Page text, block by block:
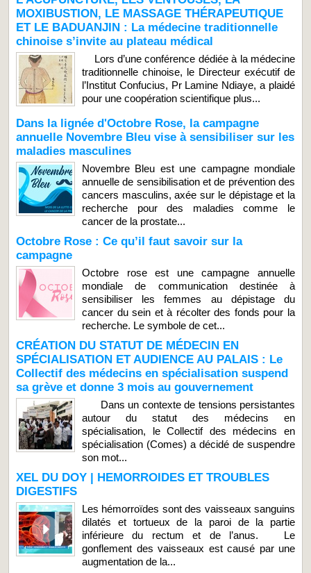
MOXIBUSTION, LE MASSAGE THÉRAPEUTIQUE
ET LE BADUANJIN : La médecine traditionnelle
chinoise s’invite au plateau médical
Lors d’une conférence dédiée à la médecine
traditionnelle chinoise, le Directeur exécutif de
l’Institut Confucius, Pr Lamine Ndiaye, a plaidé
pour une coopération scientifique plus...
Dans la lignée d'Octobre Rose, la campagne
annuelle Novembre Bleu vise à sensibiliser sur les
maladies masculines
Novembre Bleu est une campagne mondiale
annuelle de sensibilisation et de prévention des
cancers masculins, axée sur le dépistage et la
recherche pour des maladies comme le
cancer de la prostate...
Octobre Rose : Ce qu’il faut savoir sur la
campagne
Octobre rose est une campagne annuelle
mondiale de communication destinée à
sensibiliser les femmes au dépistage du
cancer du sein et à récolter des fonds pour la
recherche. Le symbole de cet...
CRÉATION DU STATUT DE MÉDECIN EN
SPÉCIALISATION ET AUDIENCE AU PALAIS : Le
Collectif des médecins en spécialisation suspend
sa grève et donne 3 mois au gouvernement
Dans un contexte de tensions persistantes
autour du statut des médecins en
spécialisation, le Collectif des médecins en
spécialisation (Comes) a décidé de suspendre
son mot...
XEL DU DOY | HEMORROIDES ET TROUBLES
DIGESTIFS
Les hémorroïdes sont des vaisseaux sanguins
dilatés et tortueux de la paroi de la partie
inférieure du rectum et de l’anus. Le
gonflement des vaisseaux est causé par une
augmentation de la...